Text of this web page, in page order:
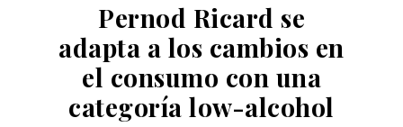
Pernod Ricard se
adapta a los cambios en
el consumo con una
categoría low-alcohol